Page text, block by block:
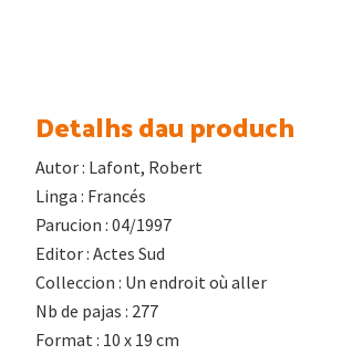
Detalhs dau produch
Autor : Lafont, Robert
Linga : Francés
Parucion : 04/1997
Editor : Actes Sud
Colleccion : Un endroit où aller
Nb de pajas : 277
Format : 10 x 19 cm